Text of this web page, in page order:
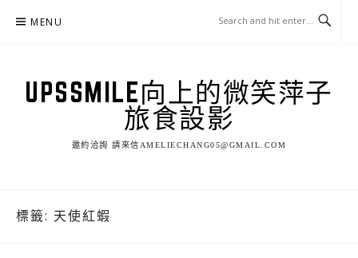
MENU
UPSSMILE向上的微笑萍子
旅食設影
邀約洽詢 請來信AMELIECHANG05@GMAIL.COM
標籤: 天使紅蝦